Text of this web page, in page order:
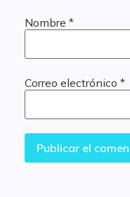
Nombre *
Correo electrónico *